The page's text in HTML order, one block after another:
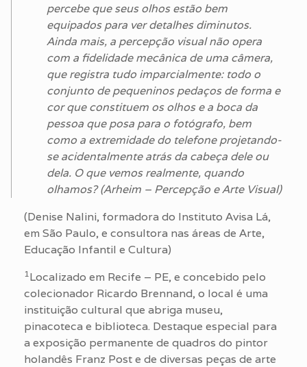
percebe que seus olhos estão bem
equipados para ver detalhes diminutos.
Ainda mais, a percepção visual não opera
com a fidelidade mecânica de uma câmera,
que registra tudo imparcialmente: todo o
conjunto de pequeninos pedaços de forma e
cor que constituem os olhos e a boca da
pessoa que posa para o fotógrafo, bem
como a extremidade do telefone projetando-
se acidentalmente atrás da cabeça dele ou
dela. O que vemos realmente, quando
olhamos? (Arheim – Percepção e Arte Visual)
(Denise Nalini, formadora do Instituto Avisa Lá,
em São Paulo, e consultora nas áreas de Arte,
Educação Infantil e Cultura)
1 Localizado em Recife – PE, e concebido pelo
colecionador Ricardo Brennand, o local é uma
instituição cultural que abriga museu,
pinacoteca e biblioteca. Destaque especial para
a exposição permanente de quadros do pintor
holandês Franz Post e de diversas peças de arte